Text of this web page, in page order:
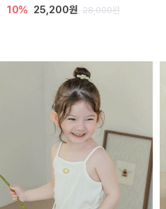
10% 25,200원 28,000원